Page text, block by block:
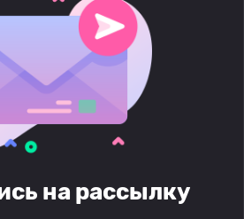
на рассылку